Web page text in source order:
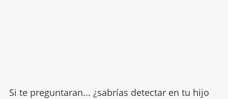
Si te preguntaran... ¿sabrías detectar en tu hijo